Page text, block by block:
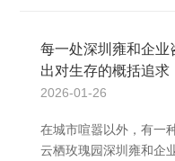
每一处深圳雍和企业
出对生存的概括追求
2026-01-26
在城市喧嚣以外，有一
云栖玫瑰园深圳雍和企